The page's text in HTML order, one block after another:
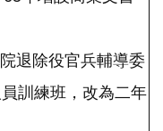
退除役官兵輔導委
訓練班，改為二年